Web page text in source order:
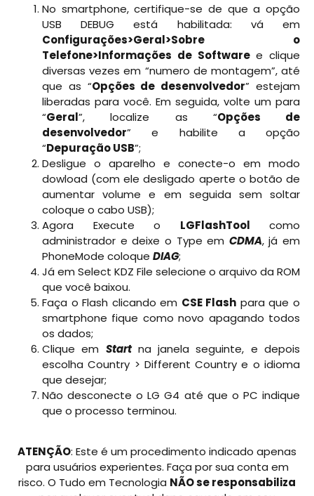
No smartphone, certifique-se de que a opção
USB DEBUG está habilitada: vá em
Configurações>Geral>Sobre o
Telefone>Informações de Softwaree clique
diversas vezes em “numero de montagem”, até
que as “Opções de desenvolvedor” estejam
liberadas para você. Em seguida, volte um para
“Geral”, localize as “Opções de
desenvolvedor” e habilite a opção
“Depuração USB”;
Desligue o aparelho e conecte-o em modo
dowload (com ele desligado aperte o botão de
aumentar volume e em seguida sem soltar
coloque o cabo USB);
Agora Execute o LGFlashTool como
administrador e deixe o Type em CDMA, já em
PhoneMode coloque DIAG;
Já em Select KDZ File selecione o arquivo da ROM
que você baixou.
Faça o Flash clicando em CSE Flash para que o
smartphone fique como novo apagando todos
os dados;
Clique em Startna janela seguinte, e depois
escolha Country > Different Country e o idioma
que desejar;
Não desconecte o LG G4 até que o PC indique
que o processo terminou.
ATENÇÃO: Este é um procedimento indicado apenas
para usuários experientes. Faça por sua conta em
risco. O Tudo em Tecnologia NÃO se responsabiliza